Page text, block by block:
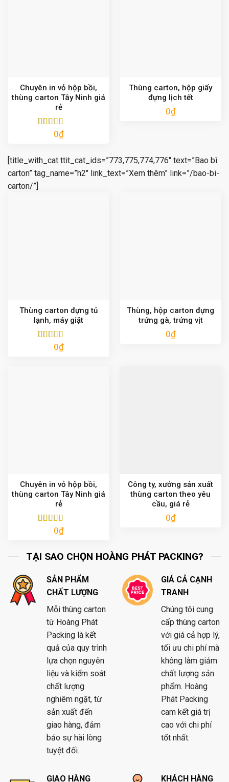
Chuyên in vỏ hộp bồi,
thùng carton Tây Ninh giá
rẻ
Được xếp
0₫
Thùng carton, hộp giấy
đựng lịch tết
0₫
[title_with_cat ttit_cat_ids=”773,775,774,776″ text=”Bao bì
carton” tag_name=”h2″ link_text=”Xem thêm” link=”/bao-bi-
carton/”]
Thùng carton đựng tủ
lạnh, máy giặt
Được xếp
0₫
Thùng, hộp carton đựng
trứng gà, trứng vịt
0₫
Chuyên in vỏ hộp bồi,
thùng carton Tây Ninh giá
rẻ
Được xếp
0₫
Công ty, xưởng sản xuất
thùng carton theo yêu
cầu, giá rẻ
0₫
TẠI SAO CHỌN HOÀNG PHÁT PACKING?
SẢN PHẨM
CHẤT LƯỢNG
Mỗi thùng carton
từ Hoàng Phát
Packing là kết
quả của quy trình
lựa chọn nguyên
liệu và kiểm soát
chất lượng
nghiêm ngặt, từ
sản xuất đến
giao hàng, đảm
bảo sự hài lòng
tuyệt đối.
GIÁ CẢ CẠNH
TRANH
Chúng tôi cung
cấp thùng carton
với giá cả hợp lý,
tối ưu chi phí mà
không làm giảm
chất lượng sản
phẩm. Hoàng
Phát Packing
cam kết giá trị
cao với chi phí
tốt nhất.
GIAO HÀNG
KHÁCH HÀNG